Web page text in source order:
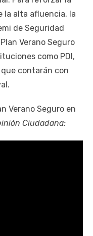
la alta afluencia, la
de Seguridad
Verano Seguro
como PDI,
contarán con
Verano Seguro en
Ciudadana: